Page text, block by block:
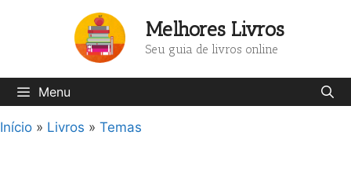
Melhores Livros
Seu guia de livros online
Menu
Início » Livros » Temas